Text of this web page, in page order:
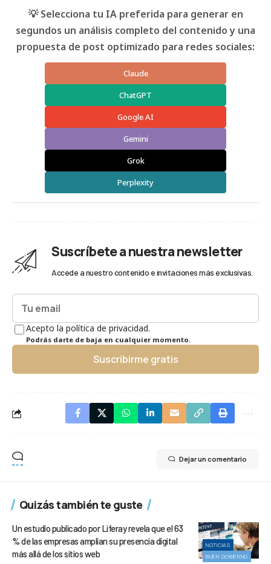
💡 Selecciona tu IA preferida para generar en
segundos un análisis completo del contenido y una
propuesta de post optimizado para redes sociales:
Claude
ChatGPT
Google AI
Gemini
Grok
Perplexity
Suscríbete a nuestra newsletter
Accede a nuestro contenido e invitaciones más exclusivas.
Acepto la política de privacidad.
Podrás darte de baja en cualquier momento.
Suscribirme gratis
Dejar un comentario
Quizás también te guste
NOTICIAS
BUEN GOBIERNO
Un estudio publicado por Liferay revela que el 63
% de las empresas amplían su presencia digital
más allá de los sitios web